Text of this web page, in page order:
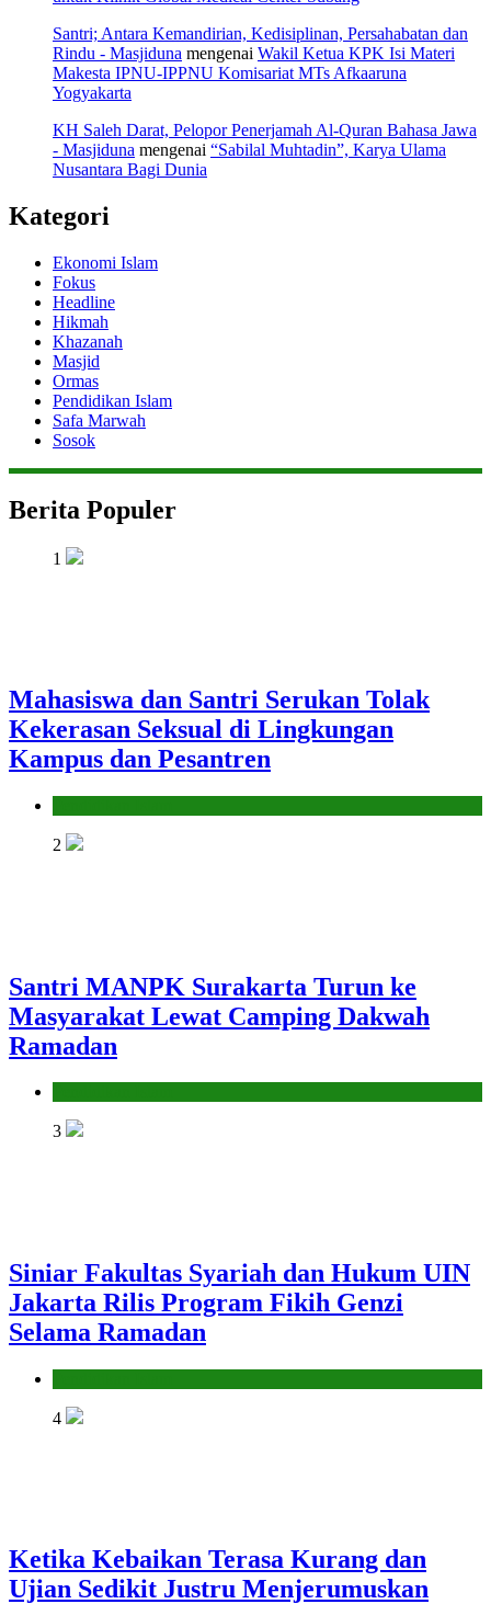
Santri; Antara Kemandirian, Kedisiplinan, Persahabatan dan
Rindu - Masjiduna mengenai Wakil Ketua KPK Isi Materi
Makesta IPNU-IPPNU Komisariat MTs Afkaaruna
Yogyakarta
KH Saleh Darat, Pelopor Penerjamah Al-Quran Bahasa Jawa
- Masjiduna mengenai “Sabilal Muhtadin”, Karya Ulama
Nusantara Bagi Dunia
Kategori
Ekonomi Islam
Fokus
Headline
Hikmah
Khazanah
Masjid
Ormas
Pendidikan Islam
Safa Marwah
Sosok
Berita Populer
1
Mahasiswa dan Santri Serukan Tolak
Kekerasan Seksual di Lingkungan
Kampus dan Pesantren
2
Santri MANPK Surakarta Turun ke
Masyarakat Lewat Camping Dakwah
Ramadan
3
Siniar Fakultas Syariah dan Hukum UIN
Jakarta Rilis Program Fikih Genzi
Selama Ramadan
4
Ketika Kebaikan Terasa Kurang dan
Ujian Sedikit Justru Menjerumuskan